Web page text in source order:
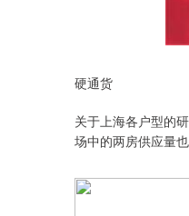
硬通货
关于上海各户型的
场中的两房供应量